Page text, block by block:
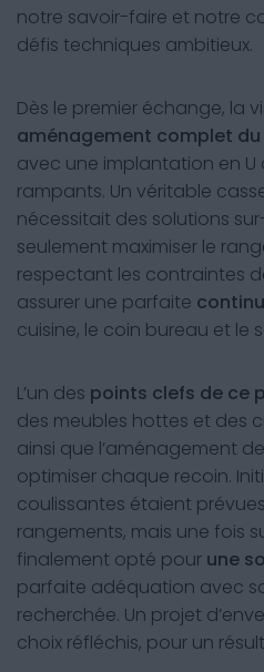
notre savoir-faire et notre
défis techniques ambitieux.
Dès le premier échange, la
aménagement complet
avec une implantation en U
rampants. Un véritable
nécessitait des solutions
seulement maximiser le
respectant les contraintes
assurer une parfaite
cuisine, le coin bureau et le
L’un des points clefs de ce
des meubles hottes et des
ainsi que l’aménagement
optimiser chaque recoin.
coulissantes étaient
rangements, mais une fois
finalement opté pour une
parfaite adéquation avec
recherchée. Un projet
choix réfléchis, pour un